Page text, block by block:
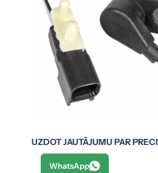
UZDOT JAUTĀJUMU PAR PRECI
WhatsApp